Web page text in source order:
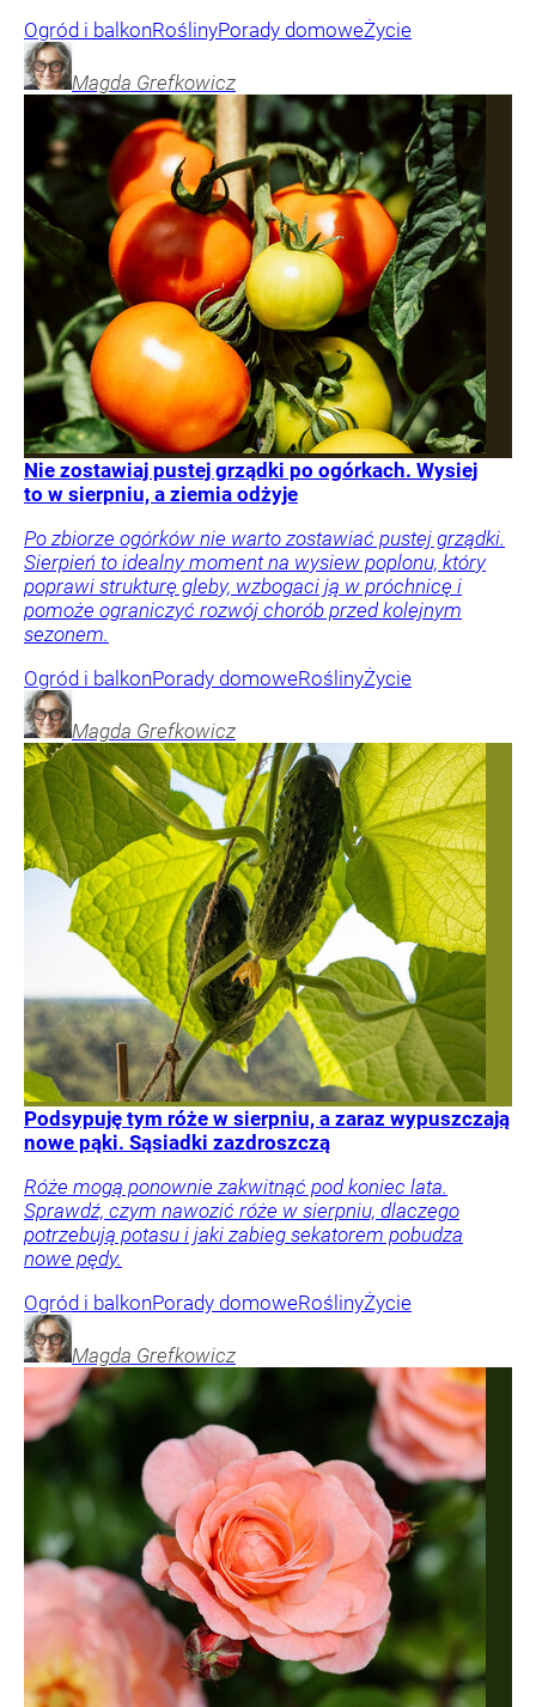
Ogród i balkonRoślinyPorady domoweŻycie
Magda Grefkowicz
Nie zostawiaj pustej grządki po ogórkach. Wysiej
to w sierpniu, a ziemia odżyje
Po zbiorze ogórków nie warto zostawiać pustej grządki.
Sierpień to idealny moment na wysiew poplonu, który
poprawi strukturę gleby, wzbogaci ją w próchnicę i
pomoże ograniczyć rozwój chorób przed kolejnym
sezonem.
Ogród i balkonPorady domoweRoślinyŻycie
Magda Grefkowicz
Podsypuję tym róże w sierpniu, a zaraz wypuszczają
nowe pąki. Sąsiadki zazdroszczą
Róże mogą ponownie zakwitnąć pod koniec lata.
Sprawdź, czym nawozić róże w sierpniu, dlaczego
potrzebują potasu i jaki zabieg sekatorem pobudza
nowe pędy.
Ogród i balkonPorady domoweRoślinyŻycie
Magda Grefkowicz